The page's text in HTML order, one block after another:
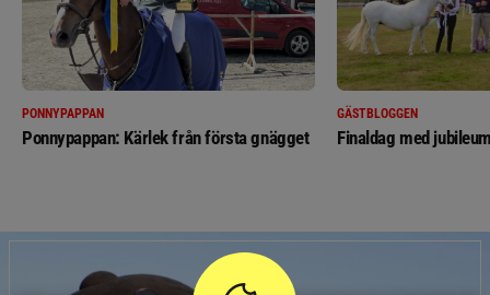
PONNYPAPPAN
Ponnypappan: Kärlek från första gnägget
GÄSTBLOGGEN
Finaldag med